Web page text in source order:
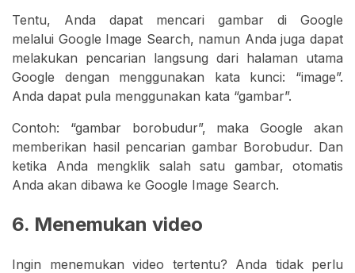
Tentu, Anda dapat mencari gambar di Google
melalui Google Image Search, namun Anda juga dapat
melakukan pencarian langsung dari halaman utama
Google dengan menggunakan kata kunci: “image”.
Anda dapat pula menggunakan kata “gambar”.
Contoh: “gambar borobudur”, maka Google akan
memberikan hasil pencarian gambar Borobudur. Dan
ketika Anda mengklik salah satu gambar, otomatis
Anda akan dibawa ke Google Image Search.
6. Menemukan video
Ingin menemukan video tertentu? Anda tidak perlu